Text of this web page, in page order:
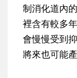
制消化道內
裡含有較多
會慢慢受到
將來也可能